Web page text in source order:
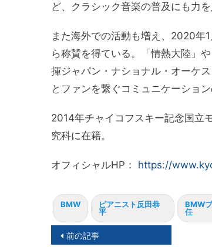
ど、クラシック音楽の普及にも力を
また海外での活動も増え、2020年
ら称賛を得ている。「情熱大陸」
揮ジャパン・ナショナル・オーケ
とファンを繋ぐコミュニケーショ
2014年チャイコフスキー記念国立
究科に在籍。
オフィシャルHP： https://
BMW
ピアニスト反田恭
平
BMW
任
投前の記事